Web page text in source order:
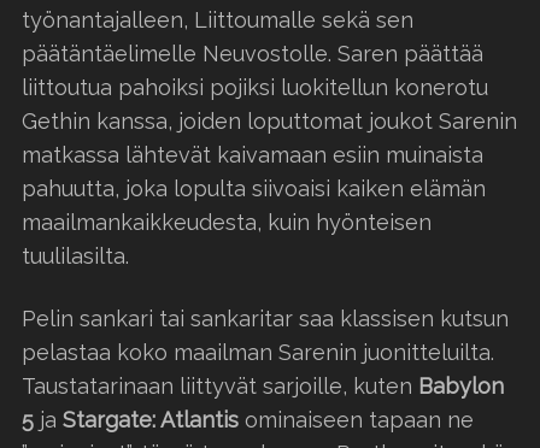
työnantajalleen, Liittoumalle sekä sen
päätäntäelimelle Neuvostolle. Saren päättää
liittoutua pahoiksi pojiksi luokitellun konerotu
Gethin kanssa, joiden loputtomat joukot Sarenin
matkassa lähtevät kaivamaan esiin muinaista
pahuutta, joka lopulta siivoaisi kaiken elämän
maailmankaikkeudesta, kuin hyönteisen
tuulilasilta.
Pelin sankari tai sankaritar saa klassisen kutsun
pelastaa koko maailman Sarenin juonitteluilta.
Taustatarinaan liittyvät sarjoille, kuten Babylon
5 ja Stargate: Atlantis ominaiseen tapaan ne